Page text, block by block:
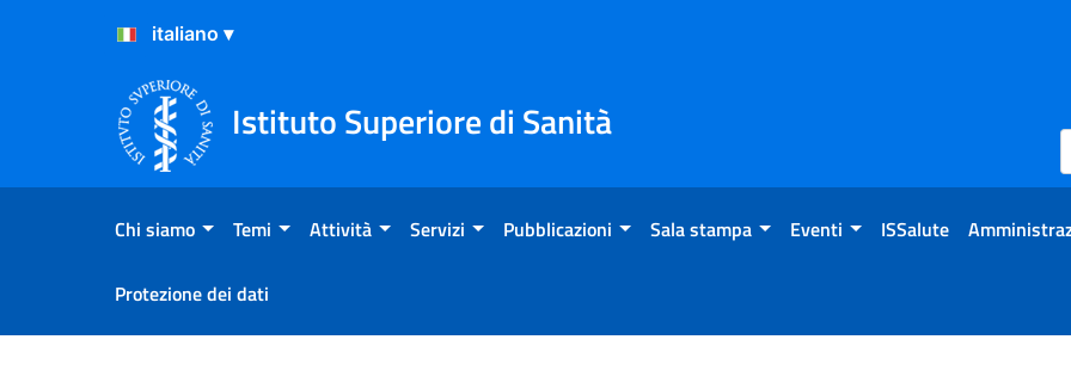
Salta al Contenuto
Salta al Footer
Istituto Superiore di Sanità
Chi siamo Temi Attività Servizi Pubblicazioni Sala stampa Eventi ISSalute
Protezione dei dati